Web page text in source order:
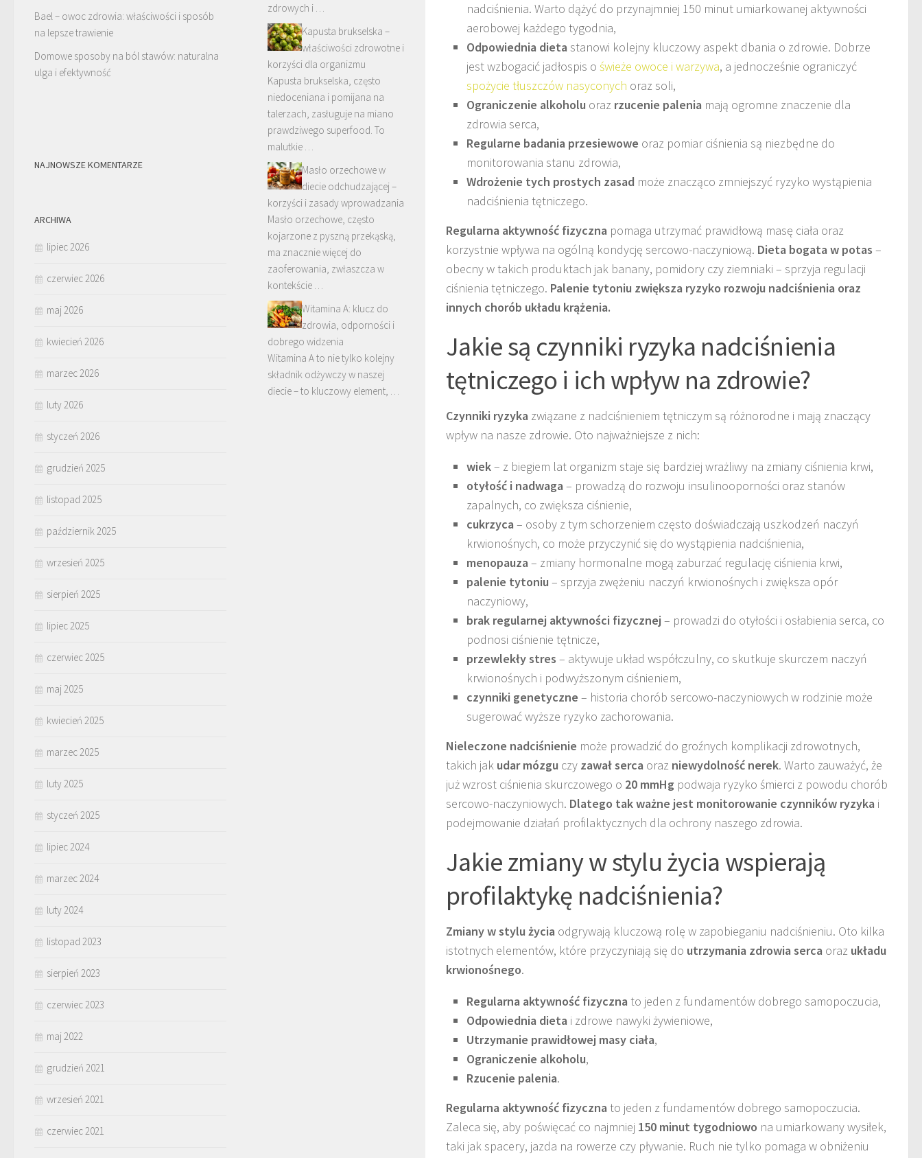
nadciśnienia. Warto dążyć do przynajmniej 150 minut umiarkowanej aktywności
aerobowej każdego tygodnia,
Odpowiednia dieta stanowi kolejny kluczowy aspekt dbania o zdrowie. Dobrze
jest wzbogacić jadłospis o świeże owoce i warzywa, a jednocześnie ograniczyć
spożycie tłuszczów nasyconych oraz soli,
Ograniczenie alkoholu oraz rzucenie palenia mają ogromne znaczenie dla
zdrowia serca,
Regularne badania przesiewowe oraz pomiar ciśnienia są niezbędne do
monitorowania stanu zdrowia,
Wdrożenie tych prostych zasad może znacząco zmniejszyć ryzyko wystąpienia
nadciśnienia tętniczego.
Regularna aktywność fizyczna pomaga utrzymać prawidłową masę ciała oraz
korzystnie wpływa na ogólną kondycję sercowo-naczyniową. Dieta bogata w potas –
obecny w takich produktach jak banany, pomidory czy ziemniaki – sprzyja regulacji
ciśnienia tętniczego. Palenie tytoniu zwiększa ryzyko rozwoju nadciśnienia oraz
innych chorób układu krążenia.
Jakie są czynniki ryzyka nadciśnienia
tętniczego i ich wpływ na zdrowie?
Czynniki ryzyka związane z nadciśnieniem tętniczym są różnorodne i mają znaczący
wpływ na nasze zdrowie. Oto najważniejsze z nich:
wiek– z biegiem lat organizm staje się bardziej wrażliwy na zmiany ciśnienia krwi,
otyłość i nadwaga – prowadzą do rozwoju insulinooporności oraz stanów
zapalnych, co zwiększa ciśnienie,
cukrzyca – osoby z tym schorzeniem często doświadczają uszkodzeń naczyń
krwionośnych, co może przyczynić się do wystąpienia nadciśnienia,
menopauza – zmiany hormonalne mogą zaburzać regulację ciśnienia krwi,
palenie tytoniu – sprzyja zwężeniu naczyń krwionośnych i zwiększa opór
naczyniowy,
brak regularnej aktywności fizycznej – prowadzi do otyłości i osłabienia serca, co
podnosi ciśnienie tętnicze,
przewlekły stres – aktywuje układ współczulny, co skutkuje skurczem naczyń
krwionośnych i podwyższonym ciśnieniem,
czynniki genetyczne – historia chorób sercowo-naczyniowych w rodzinie może
sugerować wyższe ryzyko zachorowania.
Nieleczone nadciśnienie może prowadzić do groźnych komplikacji zdrowotnych,
takich jak udar mózgu czy zawał serca oraz niewydolność nerek. Warto zauważyć, że
już wzrost ciśnienia skurczowego o 20 mmHg podwaja ryzyko śmierci z powodu chorób
sercowo-naczyniowych. Dlatego tak ważne jest monitorowanie czynników ryzyka i
podejmowanie działań profilaktycznych dla ochrony naszego zdrowia.
Jakie zmiany w stylu życia wspierają
profilaktykę nadciśnienia?
Zmiany w stylu życia odgrywają kluczową rolę w zapobieganiu nadciśnieniu. Oto kilka
istotnych elementów, które przyczyniają się do utrzymania zdrowia serca oraz układu
krwionośnego.
Regularna aktywność fizyczna to jeden z fundamentów dobrego samopoczucia,
Odpowiednia dieta i zdrowe nawyki żywieniowe,
Utrzymanie prawidłowej masy ciała,
Ograniczenie alkoholu,
Rzucenie palenia.
Regularna aktywność fizyczna to jeden z fundamentów dobrego samopoczucia.
Zaleca się, aby poświęcać co najmniej 150 minut tygodniowo na umiarkowany wysiłek,
taki jak spacery, jazda na rowerze czy pływanie. Ruch nie tylko pomaga w obniżeniu
Bael – owoc zdrowia: właściwości i sposób
na lepsze trawienie
Domowe sposoby na ból stawów: naturalna
ulga i efektywność
NAJNOWSZE KOMENTARZE
ARCHIWA
lipiec 2026
czerwiec 2026
maj 2026
kwiecień 2026
marzec 2026
luty 2026
styczeń 2026
grudzień 2025
listopad 2025
październik 2025
wrzesień 2025
sierpień 2025
lipiec 2025
czerwiec 2025
maj 2025
kwiecień 2025
marzec 2025
luty 2025
styczeń 2025
lipiec 2024
marzec 2024
luty 2024
listopad 2023
sierpień 2023
czerwiec 2023
maj 2022
grudzień 2021
wrzesień 2021
czerwiec 2021
zdrowych i …
Kapusta brukselska –
właściwości zdrowotne i
korzyści dla organizmu
Kapusta brukselska, często
niedoceniana i pomijana na
talerzach, zasługuje na miano
prawdziwego superfood. To
malutkie …
Masło orzechowe w
diecie odchudzającej –
korzyści i zasady wprowadzania
Masło orzechowe, często
kojarzone z pyszną przekąską,
ma znacznie więcej do
zaoferowania, zwłaszcza w
kontekście …
Witamina A: klucz do
zdrowia, odporności i
dobrego widzenia
Witamina A to nie tylko kolejny
składnik odżywczy w naszej
diecie – to kluczowy element, …